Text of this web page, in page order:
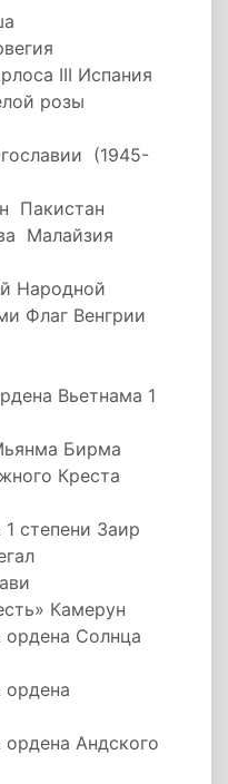
III Испания
розы
(1945-
Пакистан
Малайзия
Народной
Флаг Венгрии
Вьетнама 1
Бирма
Креста
степени Заир
Камерун
ордена Солнца
ордена
Андского